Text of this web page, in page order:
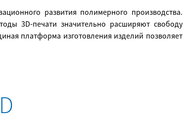
развития полимерного производства.
3D-печати значительно расширяют свободу
платформа изготовления изделий позволяет